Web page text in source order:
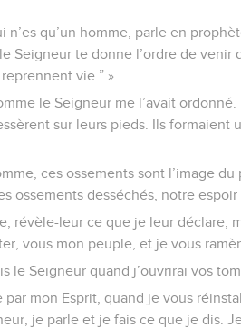
n’es qu’un homme, parle en
Seigneur te donne l’ordre de venir
vie.” »
le Seigneur me l’avait
sur leurs pieds. Ils formaient
ces ossements sont l’image
ossements desséchés, notre espoir
révèle-leur ce que je leur déclare,
vous mon peuple, et je vous
le Seigneur quand j’ouvrirai vos
mon Esprit, quand je vous
je parle et je fais ce que je dis.